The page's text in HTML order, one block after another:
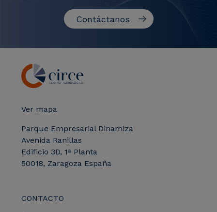
Contáctanos
Ver mapa
Parque Empresarial Dinamiza
Avenida Ranillas
Edificio 3D, 1ª Planta
50018, Zaragoza España
CONTACTO